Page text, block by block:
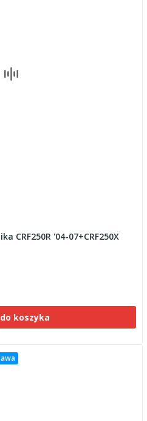
CRF250R '04-07+CRF250X
koszyka